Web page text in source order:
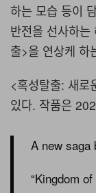
하는 모습 등이
반전을 선사하
출>을 연상케 하
<혹성탈출: 새로
있다. 작품은
A new saga
“Kingdom